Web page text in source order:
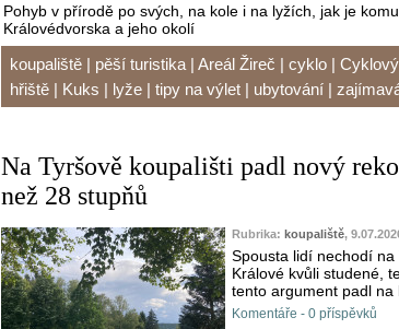
Pohyb v přírodě po svých, na kole i na lyžích, jak je
Královédvorska a jeho okolí
koupaliště | pěší turistika | Areál Žireč | cyklo |
hřiště | Kuks | lyže | tipy na výlet | ubytování |
Na Tyršově koupališti padl nový
než 28 stupňů
Rubrika: koupaliště,
Spousta lidí nechodí
Králové kvůli studené,
tento argument padl na
Komentáře - 0 příspěvků